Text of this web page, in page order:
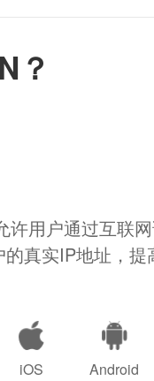
？
许用户通过互联
真实IP地址，提
iOS Android